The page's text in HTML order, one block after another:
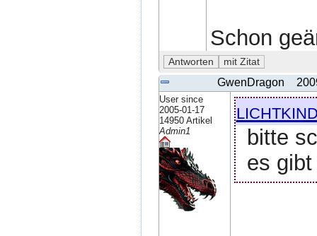
Schon
GwenDragon
User since
2005-01-17
14950 Artikel
Admin1
bitte
es